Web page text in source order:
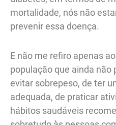
mortalidade, nós não
prevenir essa doença.
E não me refiro apenas
população que ainda não
evitar sobrepeso, de ter
adequada, de praticar
hábitos saudáveis